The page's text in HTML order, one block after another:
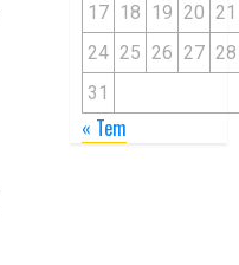
17 18 19 20 21
24 25 26 27 28
31
« Tem